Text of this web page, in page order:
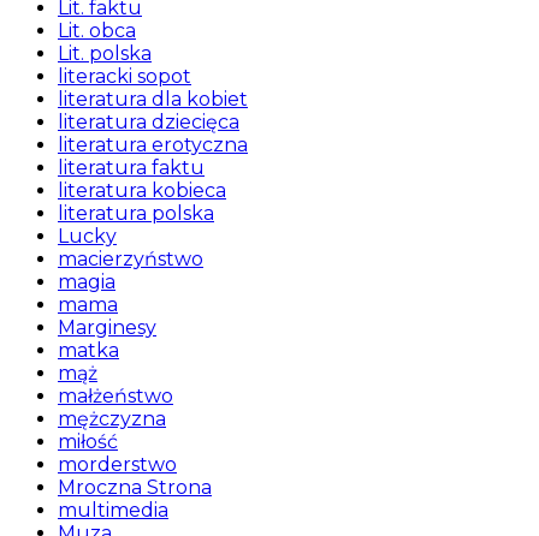
Lit. faktu
Lit. obca
Lit. polska
literacki sopot
literatura dla kobiet
literatura dziecięca
literatura erotyczna
literatura faktu
literatura kobieca
literatura polska
Lucky
macierzyństwo
magia
mama
Marginesy
matka
mąż
małżeństwo
mężczyzna
miłość
morderstwo
Mroczna Strona
multimedia